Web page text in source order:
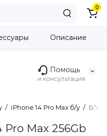
Помощь
и консультация
0
iPhone 14 Pro Max б/у Б/У
Max 256Gb
Описание